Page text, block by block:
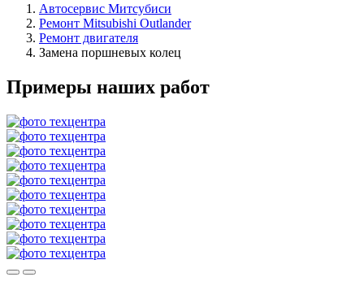
Автосервис Митсубиси
Ремонт Mitsubishi Outlander
Ремонт двигателя
Замена поршневых колец
Примеры наших работ